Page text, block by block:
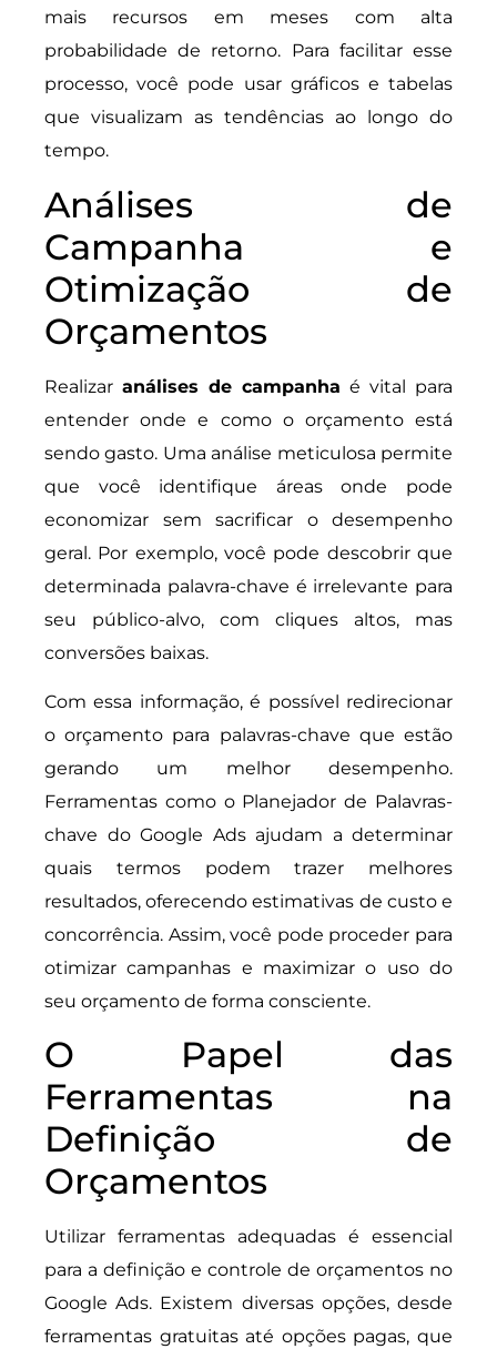
mais recursos em meses com alta
probabilidade de retorno. Para facilitar esse
processo, você pode usar gráficos e tabelas
que visualizam as tendências ao longo do
tempo.
Análises de
Campanha e
Otimização de
Orçamentos
Realizar análises de campanha é vital para
entender onde e como o orçamento está
sendo gasto. Uma análise meticulosa permite
que você identifique áreas onde pode
economizar sem sacrificar o desempenho
geral. Por exemplo, você pode descobrir que
determinada palavra-chave é irrelevante para
seu público-alvo, com cliques altos, mas
conversões baixas.
Com essa informação, é possível redirecionar
o orçamento para palavras-chave que estão
gerando um melhor desempenho.
Ferramentas como o Planejador de Palavras-
chave do Google Ads ajudam a determinar
quais termos podem trazer melhores
resultados, oferecendo estimativas de custo e
concorrência. Assim, você pode proceder para
otimizar campanhas e maximizar o uso do
seu orçamento de forma consciente.
O Papel das
Ferramentas na
Definição de
Orçamentos
Utilizar ferramentas adequadas é essencial
para a definição e controle de orçamentos no
Google Ads. Existem diversas opções, desde
ferramentas gratuitas até opções pagas, que